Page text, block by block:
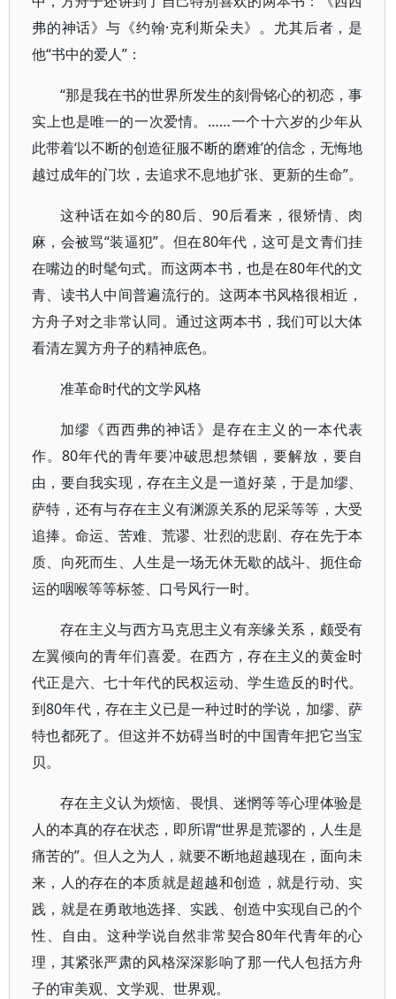
弗的神话》与《约翰·克利斯朵夫》。尤其后者，是
他“书中的爱人”：
“那是我在书的世界所发生的刻骨铭心的初恋，事
实上也是唯一的一次爱情。……一个十六岁的少年从
此带着‘以不断的创造征服不断的磨难’的信念，无悔地
越过成年的门坎，去追求不息地扩张、更新的生命”。
这种话在如今的80后、90后看来，很矫情、肉
麻，会被骂“装逼犯”。但在80年代，这可是文青们挂
在嘴边的时髦句式。而这两本书，也是在80年代的文
青、读书人中间普遍流行的。这两本书风格很相近，
方舟子对之非常认同。通过这两本书，我们可以大体
看清左翼方舟子的精神底色。
准革命时代的文学风格
加缪《西西弗的神话》是存在主义的一本代表
作。80年代的青年要冲破思想禁锢，要解放，要自
由，要自我实现，存在主义是一道好菜，于是加缪、
萨特，还有与存在主义有渊源关系的尼采等等，大受
追捧。命运、苦难、荒谬、壮烈的悲剧、存在先于本
质、向死而生、人生是一场无休无歇的战斗、扼住命
运的咽喉等等标签、口号风行一时。
存在主义与西方马克思主义有亲缘关系，颇受有
左翼倾向的青年们喜爱。在西方，存在主义的黄金时
代正是六、七十年代的民权运动、学生造反的时代。
到80年代，存在主义已是一种过时的学说，加缪、萨
特也都死了。但这并不妨碍当时的中国青年把它当宝
贝。
存在主义认为烦恼、畏惧、迷惘等等心理体验是
人的本真的存在状态，即所谓“世界是荒谬的，人生是
痛苦的”。但人之为人，就要不断地超越现在，面向未
来，人的存在的本质就是超越和创造，就是行动、实
践，就是在勇敢地选择、实践、创造中实现自己的个
性、自由。这种学说自然非常契合80年代青年的心
理，其紧张严肃的风格深深影响了那一代人包括方舟
子的审美观、文学观、世界观。